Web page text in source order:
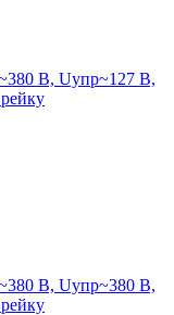
В, Uупр~127 В,
В, Uупр~380 В,